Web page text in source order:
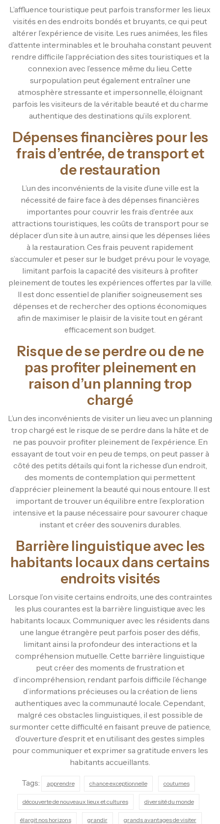
L’affluence touristique peut parfois transformer les lieux
visités en des endroits bondés et bruyants, ce qui peut
altérer l’expérience de visite. Les rues animées, les files
d’attente interminables et le brouhaha constant peuvent
rendre difficile l’appréciation des sites touristiques et la
connexion avec l’essence même du lieu. Cette
surpopulation peut également entraîner une
atmosphère stressante et impersonnelle, éloignant
parfois les visiteurs de la véritable beauté et du charme
authentique des destinations qu’ils explorent.
Dépenses financières pour les
frais d’entrée, de transport et
de restauration
L’un des inconvénients de la visite d’une ville est la
nécessité de faire face à des dépenses financières
importantes pour couvrir les frais d’entrée aux
attractions touristiques, les coûts de transport pour se
déplacer d’un site à un autre, ainsi que les dépenses liées
à la restauration. Ces frais peuvent rapidement
s’accumuler et peser sur le budget prévu pour le voyage,
limitant parfois la capacité des visiteurs à profiter
pleinement de toutes les expériences offertes par la ville.
Il est donc essentiel de planifier soigneusement ses
dépenses et de rechercher des options économiques
afin de maximiser le plaisir de la visite tout en gérant
efficacement son budget.
Risque de se perdre ou de ne
pas profiter pleinement en
raison d’un planning trop
chargé
L’un des inconvénients de visiter un lieu avec un planning
trop chargé est le risque de se perdre dans la hâte et de
ne pas pouvoir profiter pleinement de l’expérience. En
essayant de tout voir en peu de temps, on peut passer à
côté des petits détails qui font la richesse d’un endroit,
des moments de contemplation qui permettent
d’apprécier pleinement la beauté qui nous entoure. Il est
important de trouver un équilibre entre l’exploration
intensive et la pause nécessaire pour savourer chaque
instant et créer des souvenirs durables.
Barrière linguistique avec les
habitants locaux dans certains
endroits visités
Lorsque l’on visite certains endroits, une des contraintes
les plus courantes est la barrière linguistique avec les
habitants locaux. Communiquer avec les résidents dans
une langue étrangère peut parfois poser des défis,
limitant ainsi la profondeur des interactions et la
compréhension mutuelle. Cette barrière linguistique
peut créer des moments de frustration et
d’incompréhension, rendant parfois difficile l’échange
d’informations précieuses ou la création de liens
authentiques avec la communauté locale. Cependant,
malgré ces obstacles linguistiques, il est possible de
surmonter cette difficulté en faisant preuve de patience,
d’ouverture d’esprit et en utilisant des gestes simples
pour communiquer et exprimer sa gratitude envers les
habitants accueillants.
Tags: apprendre chance exceptionnelle coutumes
découverte de nouveaux lieux et cultures diversité du monde
élargit nos horizons grandir grands avantages de visiter